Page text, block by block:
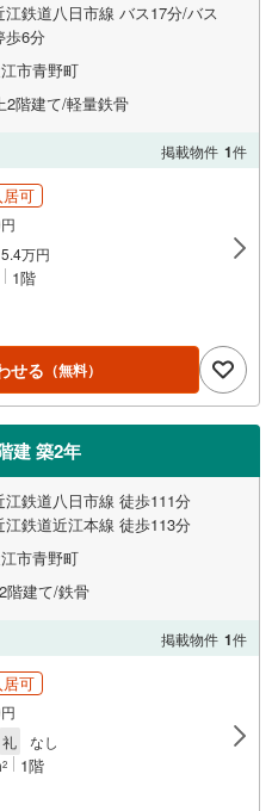
江鉄道八日市線 バス17分/バス
歩6分
市青野町
2階建て/軽量鉄骨
掲載物件 1件
可
5.4万円
1階
せる （無料）
建 築2年
江鉄道八日市線 徒歩111分
鉄道近江本線 徒歩113分
市青野町
階建て/鉄骨
掲載物件 1件
可
礼 なし
2 1階